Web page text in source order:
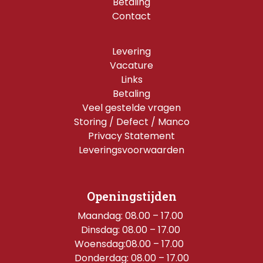
Contact
Levering
Vacature
Links
Betaling
Veel gestelde vragen
Storing / Defect / Manco
Privacy Statement
Leveringsvoorwaarden
Openingstijden
Maandag: 08.00 – 17.00
Dinsdag: 08.00 – 17.00
Woensdag:08.00 – 17.00
Donderdag: 08.00 – 17.00